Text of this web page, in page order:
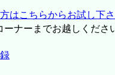
はこちらからお試し下
ナーまでお越しくださ